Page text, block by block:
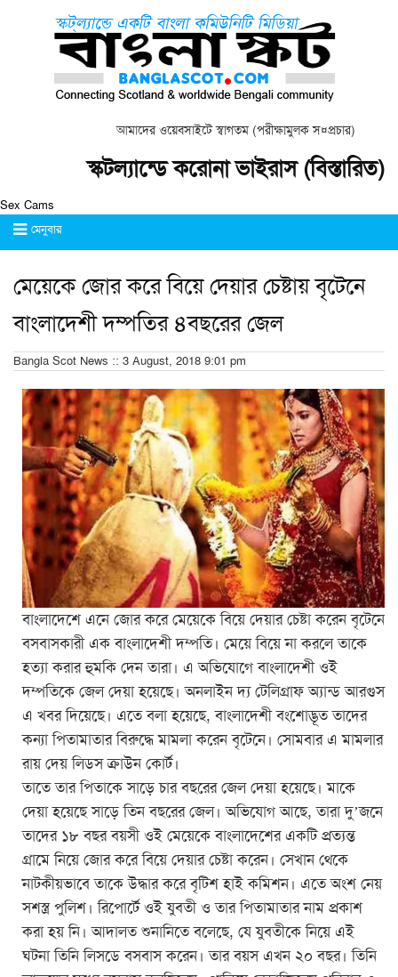
আমাদের ওয়েবসাইটে স্বাগতম (পরীক্ষামুলক স¤প্রচার)
স্কটল্যান্ডে করোনা ভাইরাস (বিস্তারিত)
Sex Cams
মেনুবার
মেয়েকে জোর করে বিয়ে দেয়ার চেষ্টায় বৃটেনে
বাংলাদেশী দম্পতির ৪বছরের জেল
Bangla Scot News :: 3 August, 2018 9:01 pm
বাংলাদেশে এনে জোর করে মেয়েকে বিয়ে দেয়ার চেষ্টা করেন বৃটেনে
বসবাসকারী এক বাংলাদেশী দম্পতি। মেয়ে বিয়ে না করলে তাকে
হত্যা করার হুমকি দেন তারা। এ অভিযোগে বাংলাদেশী ওই
দম্পতিকে জেল দেয়া হয়েছে। অনলাইন দ্য টেলিগ্রাফ অ্যান্ড আরগুস
এ খবর দিয়েছে। এতে বলা হয়েছে, বাংলাদেশী বংশোদ্ভূত তাদের
কন্যা পিতামাতার বিরুদ্ধে মামলা করেন বৃটেনে। সোমবার এ মামলার
রায় দেয় লিডস ক্রাউন কোর্ট।
তাতে তার পিতাকে সাড়ে চার বছরের জেল দেয়া হয়েছে। মাকে
দেয়া হয়েছে সাড়ে তিন বছরের জেল। অভিযোগ আছে, তারা দু’জনে
তাদের ১৮ বছর বয়সী ওই মেয়েকে বাংলাদেশের একটি প্রত্যন্ত
গ্রামে নিয়ে জোর করে বিয়ে দেয়ার চেষ্টা করেন। সেখান থেকে
নাটকীয়ভাবে তাকে উদ্ধার করে বৃটিশ হাই কমিশন। এতে অংশ নেয়
সশস্ত্র পুলিশ। রিপোর্টে ওই যুবতী ও তার পিতামাতার নাম প্রকাশ
করা হয় নি। আদালত শুনানিতে বলেছে, যে যুবতীকে নিয়ে এই
ঘটনা তিনি লিসডে বসবাস করেন। তার বয়স এখন ২০ বছর। তিনি